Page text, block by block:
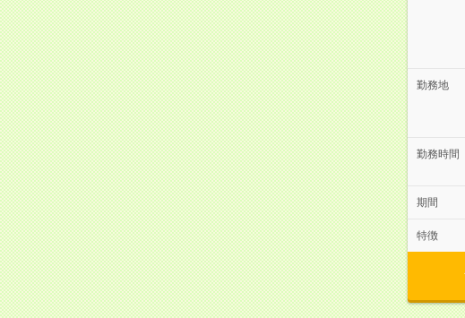
勤務地
勤務時間
期間
特徴